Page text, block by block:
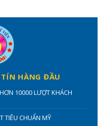
HÀNG ĐẦU
10000 LƯỢT KHÁCH
TIÊU CHUẨN MỸ